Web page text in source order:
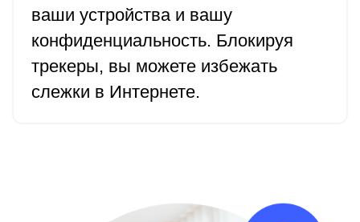
ваши устройства и вашу
конфиденциальность. Блокируя
трекеры, вы можете избежать
слежки в Интернете.